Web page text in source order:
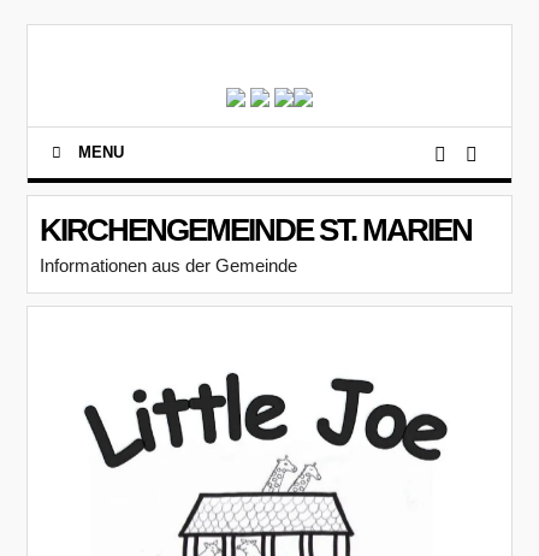
MENU
KIRCHENGEMEINDE ST. MARIEN
Informationen aus der Gemeinde